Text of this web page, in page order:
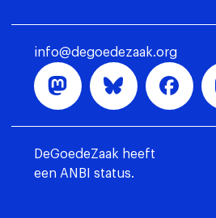
info@degoedezaak.org
DeGoedeZaak heeft
een ANBI status.